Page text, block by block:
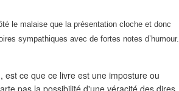
le malaise que la présentation cloche et donc
sympathiques avec de fortes notes d’humour.
ce que ce livre est une imposture ou
pas la possibilité d'une véracité des dires